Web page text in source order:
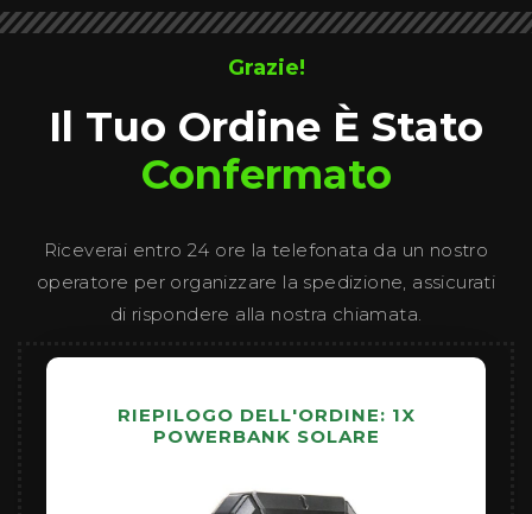
RIEPILOGO DELL'ORDINE: 1X
POWERBANK SOLARE
Grazie!
Il Tuo Ordine È Stato
Confermato
Riceverai entro 24 ore la telefonata da un nostro
operatore per organizzare la spedizione, assicurati
di rispondere alla nostra chiamata.